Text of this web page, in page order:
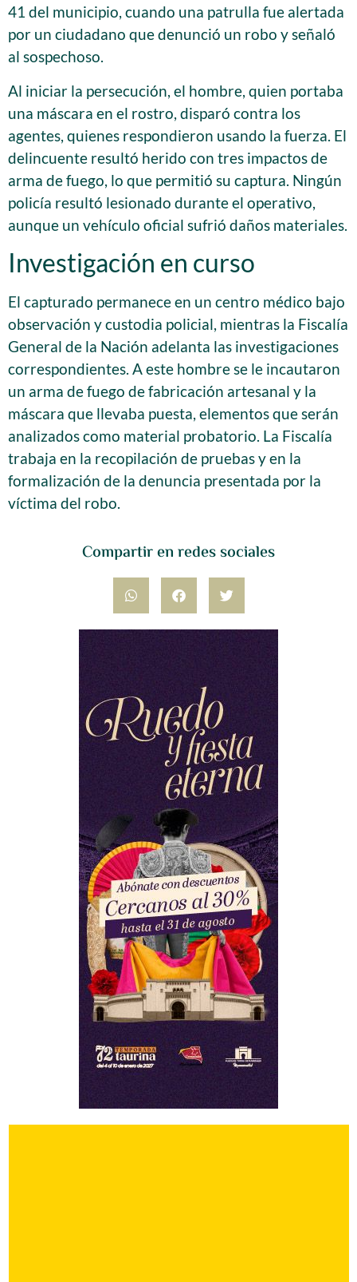
Compartir en redes sociales
41 del municipio, cuando una patrulla fue alertada
por un ciudadano que denunció un robo y señaló
al sospechoso.
Al iniciar la persecución, el hombre, quien portaba
una máscara en el rostro, disparó contra los
agentes, quienes respondieron usando la fuerza. El
delincuente resultó herido con tres impactos de
arma de fuego, lo que permitió su captura. Ningún
policía resultó lesionado durante el operativo,
aunque un vehículo oficial sufrió daños materiales.
Investigación en curso
El capturado permanece en un centro médico bajo
observación y custodia policial, mientras la Fiscalía
General de la Nación adelanta las investigaciones
correspondientes. A este hombre se le incautaron
un arma de fuego de fabricación artesanal y la
máscara que llevaba puesta, elementos que serán
analizados como material probatorio. La Fiscalía
trabaja en la recopilación de pruebas y en la
formalización de la denuncia presentada por la
víctima del robo.